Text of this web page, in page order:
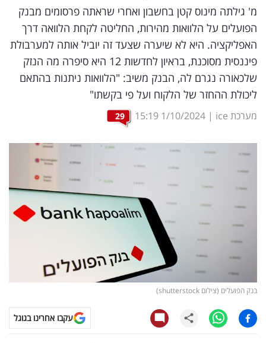
וטק
שיווק
ופרסום
משפט
מדדים
דעות
רכילות
עסקית
קריפטו
ויראלי
טלוויזיה
עסקי
ספורט
מ' גילתה מינוס קטן בחשבון ואחרי שראתה פרסומים מבנק
הפועלים על הלוואות מהירות, החליטה לקחת הלוואה דרך
האפליקציה. היא לא שיערה שצעד זה יוביל אותה למערבולת
פיננסית מסוכנת, בראיון לחדשות 12 היא סיפרה מה הנזק
שלכאורה נגרם לה, הבנק משיב: "הלוואות ניתנות בהתאם
ליכולת ההחזר של הלקוח ועל פי בקשתו"
מערכת ice |
1/10/2024
15:19
29
בנק הפועלים (צילום shutterstock)
עקבו אחרינו בגוגל